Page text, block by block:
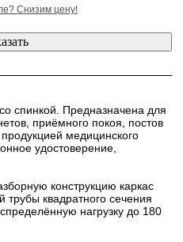
Снизим цену!
спинкой. Предназначена для
приёмного покоя, постов
медицинского
удостоверение,
конструкцию каркас
трубы квадратного сечения
нагрузку до 180